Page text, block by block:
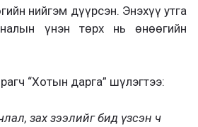
нийгэм дүүрсэн. Энэхүү утга
үнэн төрх нь өнөөгийн
“Хотын дарга” шүлэгтээ:
зах зээлийг бид үзсэн ч